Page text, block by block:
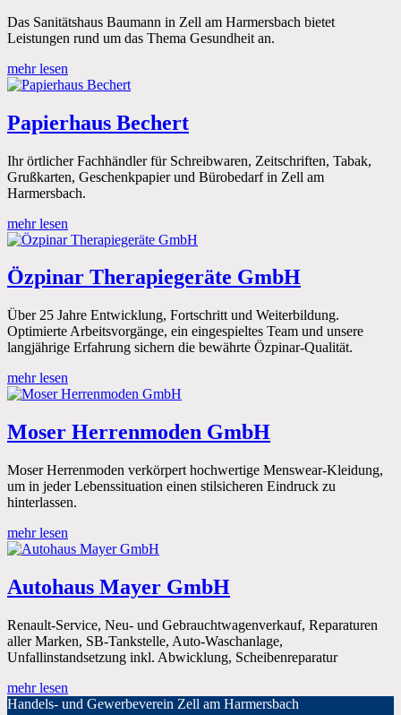
Das Sanitätshaus Baumann in Zell am Harmersbach bietet
Leistungen rund um das Thema Gesundheit an.
mehr lesen
Papierhaus Bechert
Ihr örtlicher Fachhändler für Schreibwaren, Zeitschriften, Tabak,
Grußkarten, Geschenkpapier und Bürobedarf in Zell am
Harmersbach.
mehr lesen
Özpinar Therapiegeräte GmbH
Über 25 Jahre Entwicklung, Fortschritt und Weiterbildung.
Optimierte Arbeitsvorgänge, ein eingespieltes Team und unsere
langjährige Erfahrung sichern die bewährte Özpinar-Qualität.
mehr lesen
Moser Herrenmoden GmbH
Moser Herrenmoden verkörpert hochwertige Menswear-Kleidung,
um in jeder Lebenssituation einen stilsicheren Eindruck zu
hinterlassen.
mehr lesen
Autohaus Mayer GmbH
Renault-Service, Neu- und Gebrauchtwagenverkauf, Reparaturen
aller Marken, SB-Tankstelle, Auto-Waschanlage,
Unfallinstandsetzung inkl. Abwicklung, Scheibenreparatur
mehr lesen
Handels- und Gewerbeverein Zell am Harmersbach